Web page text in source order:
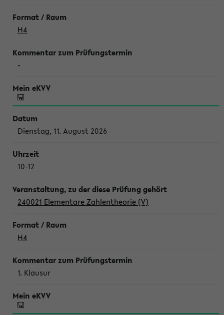
H4
-
Dienstag, 11. August 2026
10-12
240021 Elementare Zahlentheorie (V)
H4
1. Klausur